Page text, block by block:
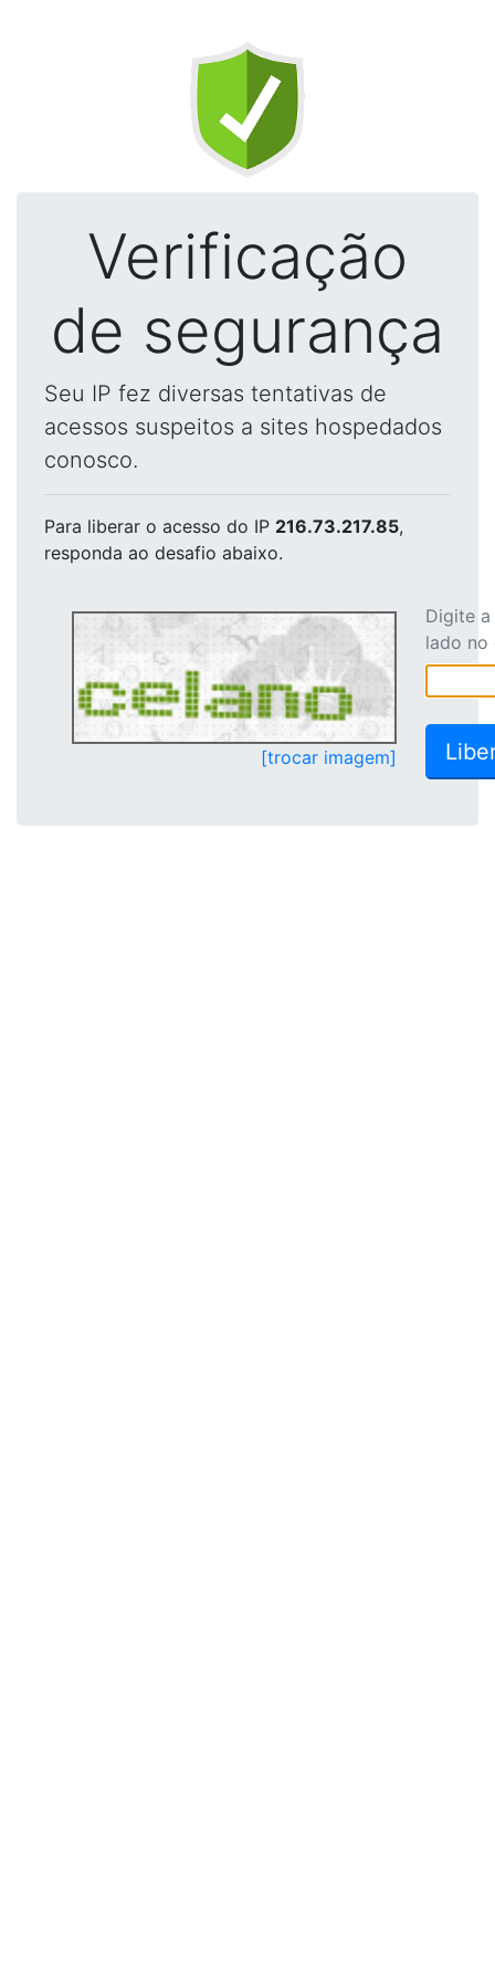
Verificação
de segurança
Seu IP fez diversas tentativas de
acessos suspeitos a sites hospedados
conosco.
Para liberar o acesso do IP 216.73.217.85,
responda ao desafio abaixo.
[trocar imagem]
Digite
lado no